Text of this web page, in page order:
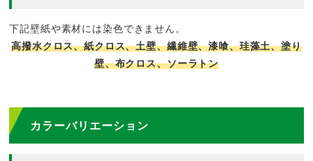
下記壁紙や素材には染色できません。
高撥水クロス、紙クロス、土壁、繊維壁、漆喰、珪藻土、塗り
壁、布クロス、ソーラトン
カラーバリエーション